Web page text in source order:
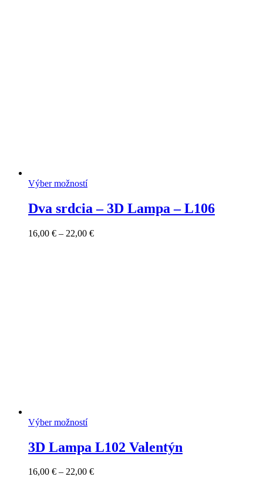
Výber možností
Dva srdcia – 3D Lampa – L106
16,00 € – 22,00 €Price
Výber možností
3D Lampa L102 Valentýn
16,00 € – 22,00 €Price